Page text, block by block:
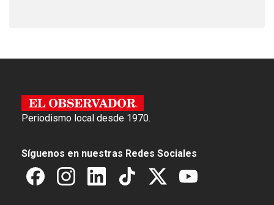
Periodismo local desde 1970.
Síguenos en nuestras Redes Sociales